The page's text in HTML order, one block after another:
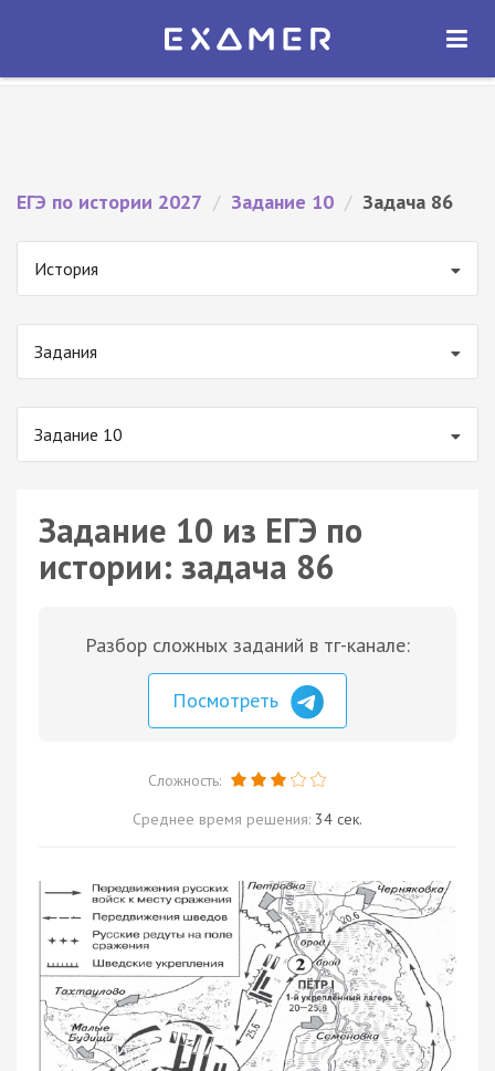
Экзамер — ЕГЭ 2027
ОТКРЫТЬ
ЕГЭ по истории 2027 / Задание 10 / Задача 86
История
Задания
Задание 10
Задание 10 из ЕГЭ по
истории: задача 86
Разбор сложных заданий в тг-канале:
Посмотреть
Сложность:
Среднее время решения: 34 сек.